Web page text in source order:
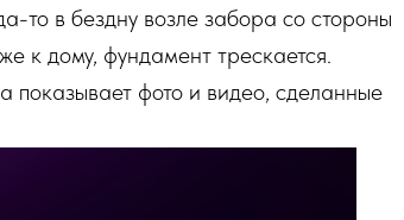
то в бездну возле забора со стороны
к дому, фундамент трескается.
показывает фото и видео, сделанные